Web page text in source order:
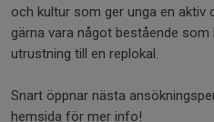
och kultur som ger unga en
gärna vara något bestående
utrustning till en replokal.
Snart öppnar nästa
hemsida för mer info!